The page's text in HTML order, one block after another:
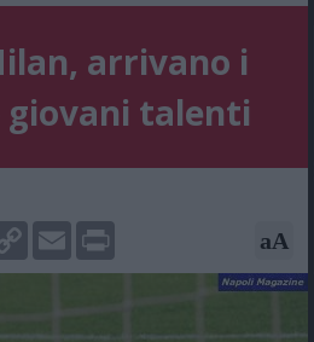
arrivano i
giovani talenti
Copy
Email Print aA